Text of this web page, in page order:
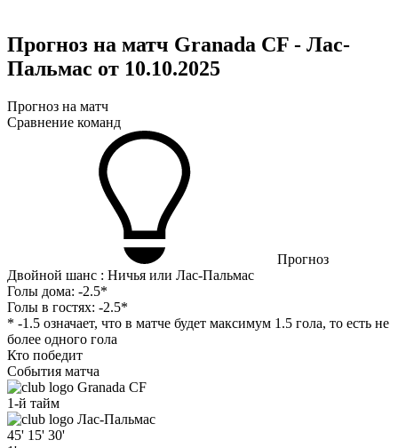
Прогноз на матч Granada CF - Лас-
Пальмас от 10.10.2025
Прогноз на матч
Сравнение команд
Прогноз
Двойной шанс : Ничья или Лас-Пальмас
Голы дома: -2.5*
Голы в гостях: -2.5*
* -1.5 означает, что в матче будет максимум 1.5 гола, то есть не
более одного гола
Кто победит
События матча
Granada CF
1-й тайм
Лас-Пальмас
45' 15' 30'